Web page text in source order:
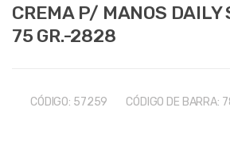
CREMA P/ MANOS DAILY
75 GR.-2828
CÓDIGO: 57259 CÓDIGO DE BARRA: